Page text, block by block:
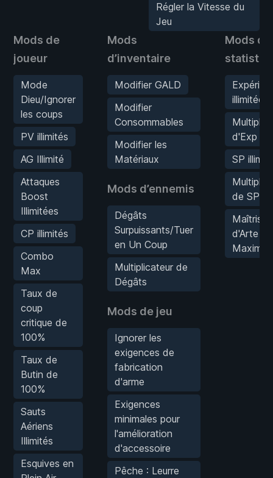
Régler la Vitesse du
Jeu
Mods de
joueur
Mode
Dieu/Ignorer
les coups
PV illimités
AG Illimité
Attaques
Boost
Illimitées
CP illimités
Combo
Max
Taux de
coup
critique de
100%
Taux de
Butin de
100%
Sauts
Aériens
Illimités
Esquives en
Mods
d’inventaire
Modifier GALD
Modifier
Consommables
Modifier les
Matériaux
Mods d’ennemis
Dégâts
Surpuissants/Tuer
en Un Coup
Multiplicateur de
Dégâts
Mods de jeu
Ignorer les
exigences de
fabrication
d'arme
Exigences
minimales pour
l'amélioration
d'accessoire
Pêche : Leurre
Mods de
illimitée
d'Exp
SP
de SP
Maîtrise
d'Arte